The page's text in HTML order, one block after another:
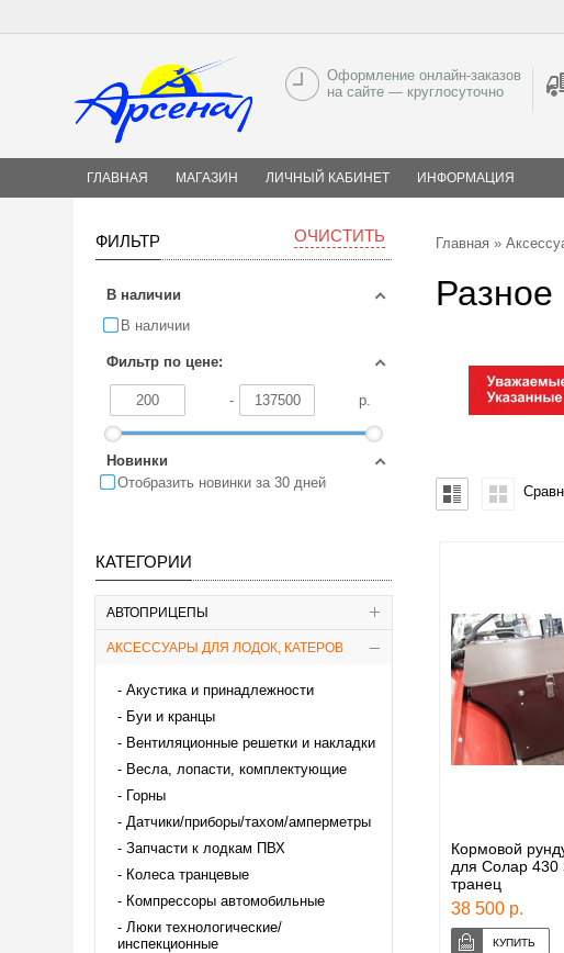
Оформление онлайн-заказов
на сайте — круглосуточно
ГЛАВНАЯ МАГАЗИН ЛИЧНЫЙ КАБИНЕТ ИНФОРМАЦИЯ
ФИЛЬТР ОЧИСТИТЬ
В наличии
В наличии
Фильтр по цене:
- р.
Новинки
Отобразить новинки за 30 дней
КАТЕГОРИИ
АВТОПРИЦЕПЫ
АКСЕССУАРЫ ДЛЯ ЛОДОК, КАТЕРОВ
Акустика и принадлежности
Буи и кранцы
Вентиляционные решетки и накладки
Весла, лопасти, комплектующие
Горны
Датчики/приборы/тахом/амперметры
Запчасти к лодкам ПВХ
Колеса транцевые
Компрессоры автомобильные
Люки технологические/
инспекционные
Главная »
Разное
Кормовой
для Солар 430
транец
38 500 р.